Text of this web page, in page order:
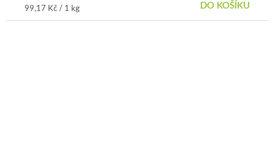
Měrná
cena:
99,17 Kč / 1 kg DO KOŠÍKU